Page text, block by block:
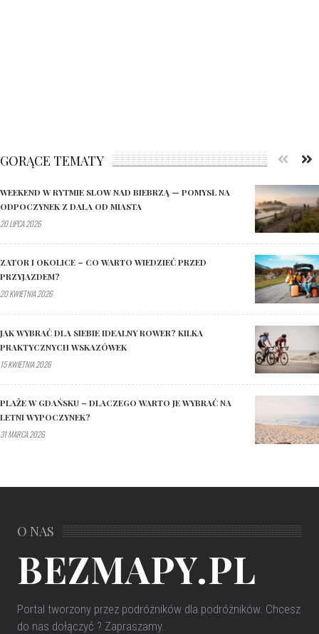
GORĄCE TEMATY
WEEKEND W RYTMIE SLOW NAD BIEBRZĄ — POMYSŁ NA
ODPOCZYNEK Z DALA OD MIASTA
20 LIPCA 2026
ZATOR I OKOLICE – CO WARTO WIEDZIEĆ PRZED
PRZYJAZDEM?
20 KWIETNIA 2026
JAK WYBRAĆ DLA SIEBIE IDEALNY ROWER? KILKA
PRAKTYCZNYCH WSKAZÓWEK
15 KWIETNIA 2026
PLAŻE W GDAŃSKU – DLACZEGO WARTO JE WYBRAĆ NA
LETNI WYPOCZYNEK?
31 MARCA 2026
O NAS
BEZMAPY.PL
Portal tworzony przez podróżników dla podróżników. Chcesz
do nas dołączyć ? Zapraszamy.